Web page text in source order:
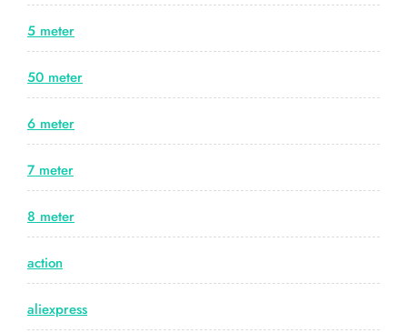
5 meter
50 meter
6 meter
7 meter
8 meter
action
aliexpress